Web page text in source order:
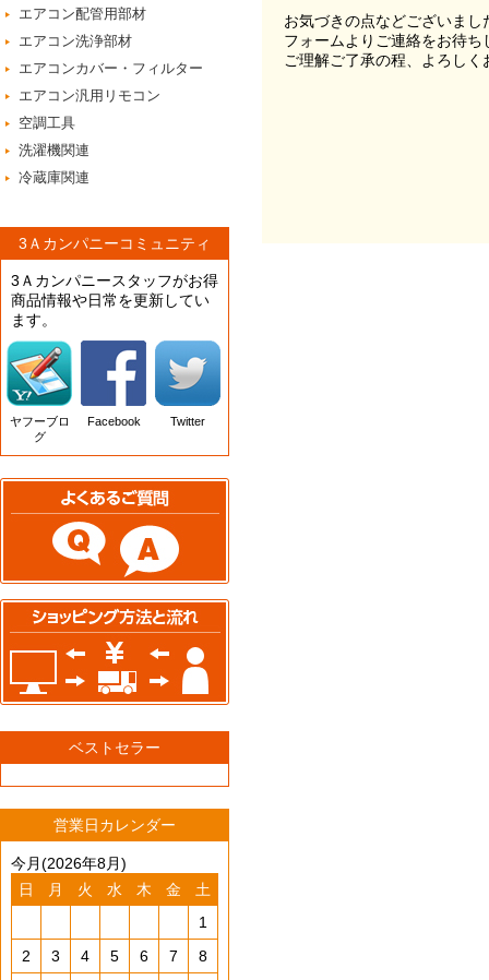
エアコン配管用部材
エアコン洗浄部材
エアコンカバー・フィルター
エアコン汎用リモコン
空調工具
洗濯機関連
冷蔵庫関連
3Ａカンパニーコミュニティ
3Ａカンパニースタッフがお得
商品情報や日常を更新してい
ます。
ヤフーブロ
グ
Facebook Twitter
ベストセラー
営業日カレンダー
今月(2026年8月)
日
月 火 水 木 金
土
1
2
3 4 5 6 7
8
お気づきの点などございま
フォームよりご連絡をお待ち
ご理解ご了承の程、よろし